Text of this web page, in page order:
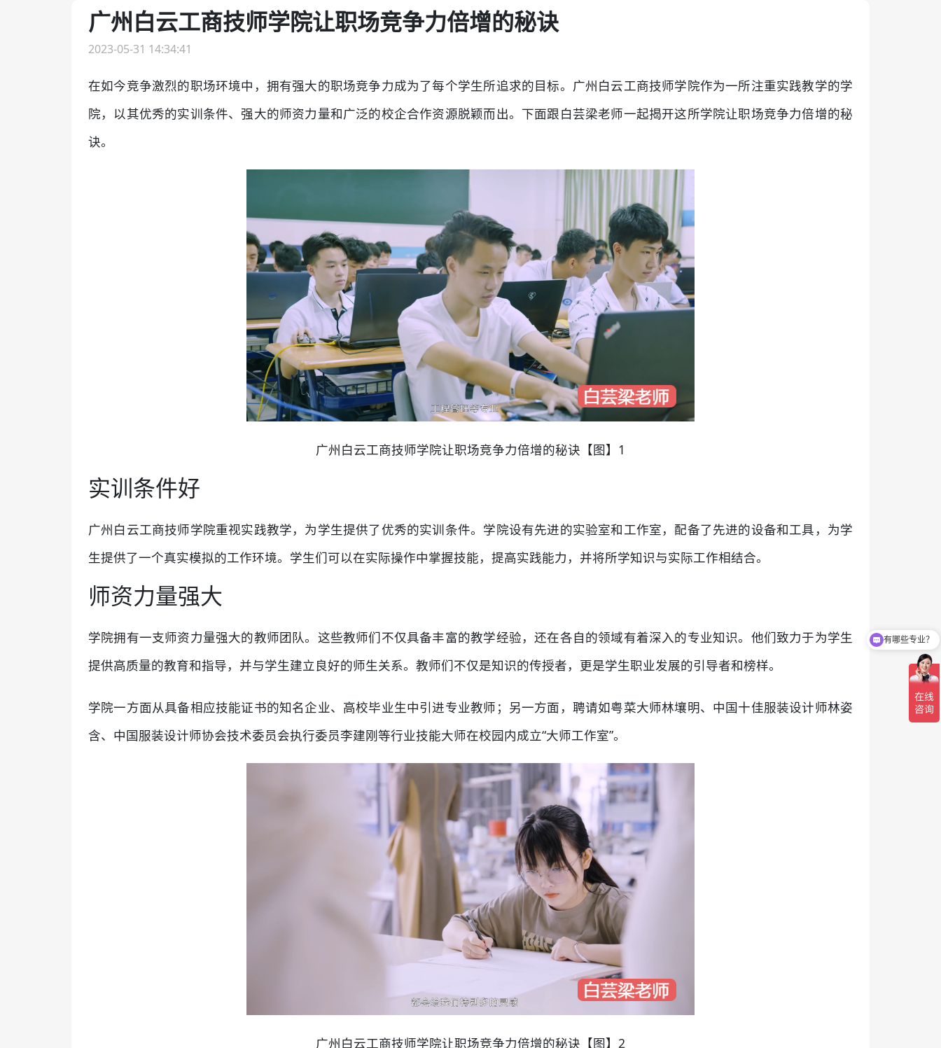
广州白云工商技师学院让职场竞争力倍增的秘诀
2023-05-31 14:34:41
在如今竞争激烈的职场环境中，拥有强大的职场竞争力成为了每个学生所追求的目标。广州白云工商技师学院作为一所注重实践教学的学
院，以其优秀的实训条件、强大的师资力量和广泛的校企合作资源脱颖而出。下面跟白芸梁老师一起揭开这所学院让职场竞争力倍增的秘
诀。
广州白云工商技师学院让职场竞争力倍增的秘诀【图】1
实训条件好
广州白云工商技师学院重视实践教学，为学生提供了优秀的实训条件。学院设有先进的实验室和工作室，配备了先进的设备和工具，为学
生提供了一个真实模拟的工作环境。学生们可以在实际操作中掌握技能，提高实践能力，并将所学知识与实际工作相结合。
师资力量强大
学院拥有一支师资力量强大的教师团队。这些教师们不仅具备丰富的教学经验，还在各自的领域有着深入的专业知识。他们致力于为学生
提供高质量的教育和指导，并与学生建立良好的师生关系。教师们不仅是知识的传授者，更是学生职业发展的引导者和榜样。
学院一方面从具备相应技能证书的知名企业、高校毕业生中引进专业教师；另一方面，聘请如粤菜大师林壤明、中国十佳服装设计师林姿
含、中国服装设计师协会技术委员会执行委员李建刚等行业技能大师在校园内成立“大师工作室”。
广州白云工商技师学院让职场竞争力倍增的秘诀【图】2
是怎么收费的呢？